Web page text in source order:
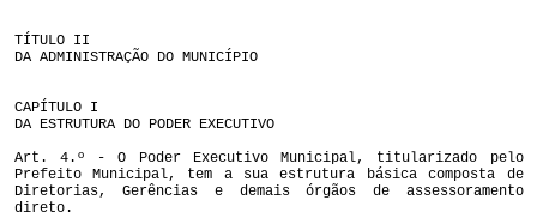
TÍTULO II
DA ADMINISTRAÇÃO DO MUNICÍPIO
CAPÍTULO I
DA ESTRUTURA DO PODER EXECUTIVO
Art. 4.º - O Poder Executivo Municipal, titularizado pelo
Prefeito Municipal, tem a sua estrutura básica composta de
Diretorias, Gerências e demais órgãos de assessoramento
direto.